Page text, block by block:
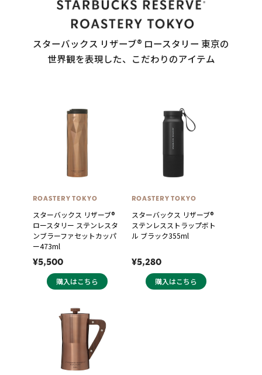
スターバックス リザーブ® ロースタリー 東京の
世界観を表現した、こだわりのアイテム
ROASTERY TOKYO
スターバックス リザーブ®
ロースタリー ステンレスタ
ンブラーファセットカッパ
ー473ml
¥5,500
購入はこちら
ROASTERY TOKYO
スターバックス リザーブ®
ステンレスストラップボト
ル ブラック355ml
¥5,280
購入はこちら